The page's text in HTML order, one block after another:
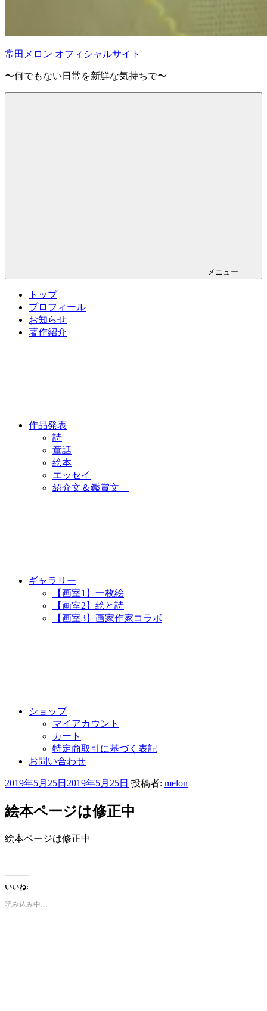
常田メロン オフィシャルサイト
〜何でもない日常を新鮮な気持ちで〜
メニュー
トップ
プロフィール
お知らせ
著作紹介
作品発表
詩
童話
絵本
エッセイ
紹介文＆鑑賞文
ギャラリー
【画室1】一枚絵
【画室2】絵と詩
【画室3】画家作家コラボ
ショップ
マイアカウント
カート
特定商取引に基づく表記
お問い合わせ
投
日:
2019年5月25日 2019年5月25日 投稿者: melon
絵本ページは修正中
絵本ページは修正中
いいね:
読み込み中…